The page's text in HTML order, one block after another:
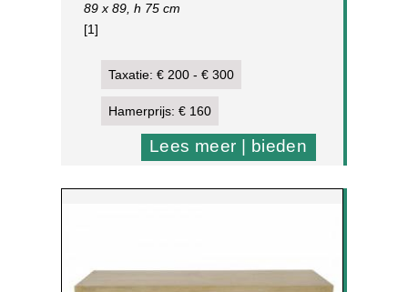
89 x 89, h 75 cm
[1]
Taxatie: € 200 - € 300
Hamerprijs: € 160
Lees meer | bieden